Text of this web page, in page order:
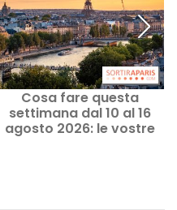
Cosa fare questa
settimana dal 10 al 16
agosto 2026: le vostre